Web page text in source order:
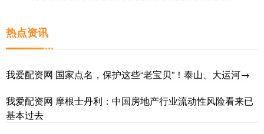
热点资讯
我爱配资网 国家点名，保护这些“老宝贝”！泰山、大运河→
我爱配资网 摩根士丹利：中国房地产行业流动性风险看来已
基本过去